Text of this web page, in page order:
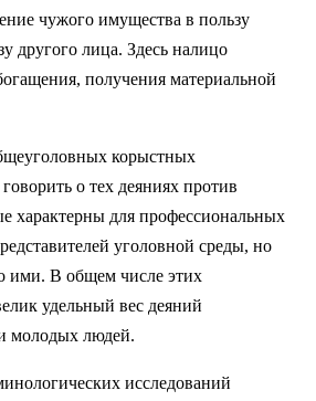
чужого имущества в пользу
другого лица. Здесь налицо
получения материальной
корыстных
о тех деяниях против
характерны для профессиональных
уголовной среды, но
ими. В общем числе этих
удельный вес деяний
молодых людей.
исследований